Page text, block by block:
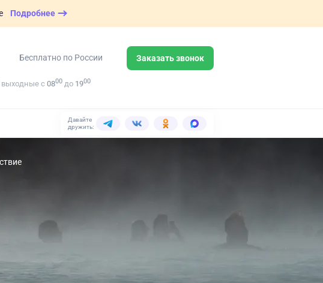
Подробнее
Бесплатно по России Заказать звонок
выходные с 0800 до 1900
Давайте
дружить: